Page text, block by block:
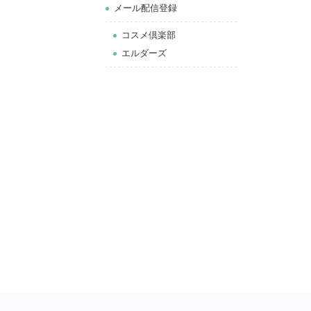
メール配信登録
コスメ倶楽部
エルダーズ